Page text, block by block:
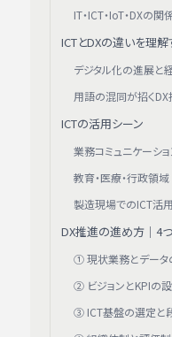
IT・ICT・IoT・DXの
ICTとDXの違いを理
デジタル化の進展と
用語の混同が招く
ICTの活用シーン
業務コミュニケーシ
教育・医療・行政領域
製造現場でのICT活用
DX推進の進め方｜4
① 現状業務とデータ
② ビジョンとKPIの
③ ICT基盤の選定と